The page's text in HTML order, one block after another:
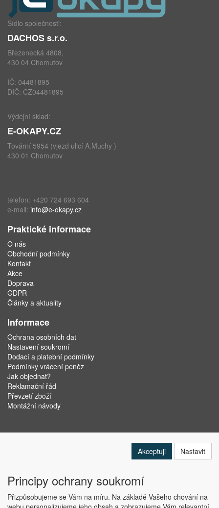
Sídlo společnosti:
DACHOS s.r.o.
Březenecká 4808,
430 04 Chomutov
IČ: 04481895
DIČ: CZ04481895
Výdejní sklad:
E-OKAPY.CZ
Tovární 5954 (vjezd ulicí A.Muchy )
430 01 Chomutov
telefon: +420 724 693 604
e-mail: info@e-okapy.cz
Praktické informace
O nás
Obchodní podmínky
Kontakt
Akce
Doprava
GDPR
Články a aktuality
Informace
Ochrana osobních dat
Nastavení soukromí
Dodací a platební podmínky
Podmínky vrácení peněz
Jak objednat?
Reklamační řád
Převzetí zboží
Montážní návody
Akceptuji Nastavit
Principy ochrany soukromí
Přizpůsobujeme se Vám na míru. Na základě Vašeho chování na